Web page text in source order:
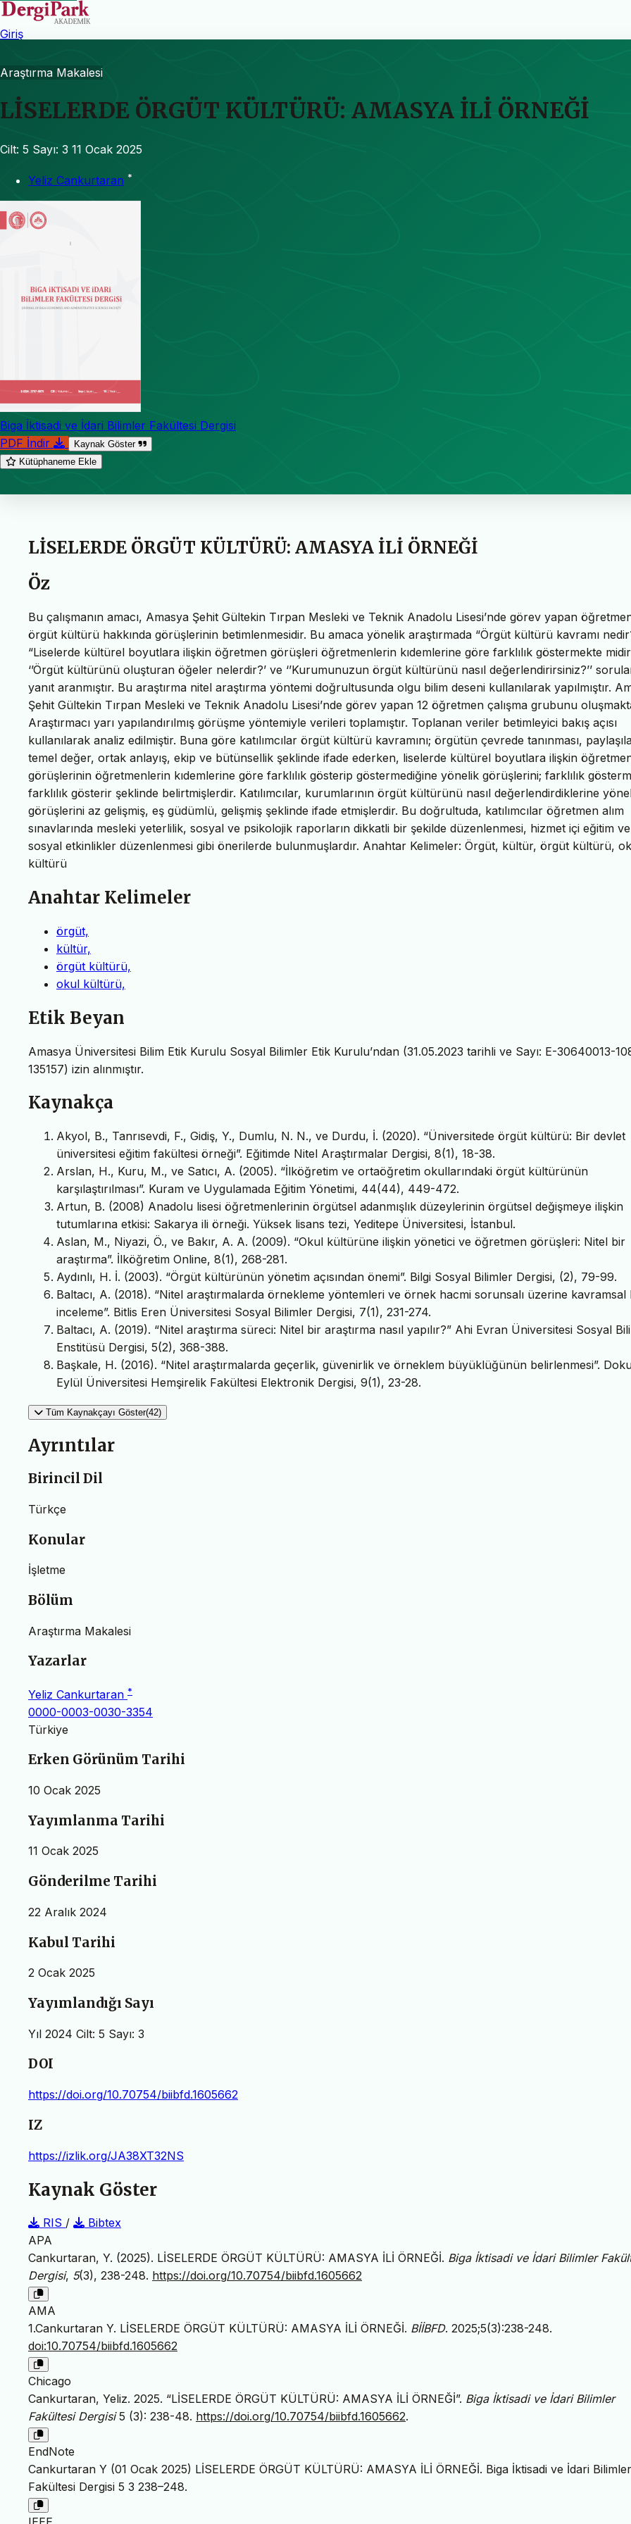
Giriş
Araştırma Makalesi
LİSELERDE ÖRGÜT KÜLTÜRÜ: AMASYA İLİ ÖRNEĞİ
Cilt: 5 Sayı: 3 11 Ocak 2025
Yeliz Cankurtaran *
Biga İktisadi ve İdari Bilimler Fakültesi Dergisi
PDF İndir
Kaynak Göster
Kütüphaneme Ekle
LİSELERDE ÖRGÜT KÜLTÜRÜ: AMASYA İLİ ÖRNEĞİ
Öz
Bu çalışmanın amacı, Amasya Şehit Gültekin Tırpan Mesleki ve Teknik Anadolu Lisesi’nde görev yapan
örgüt kültürü hakkında görüşlerinin betimlenmesidir. Bu amaca yönelik araştırmada “Örgüt kültürü kavramı
“Liselerde kültürel boyutlara ilişkin öğretmen görüşleri öğretmenlerin kıdemlerine göre farklılık göstermekte
‘’Örgüt kültürünü oluşturan öğeler nelerdir?’ ve ‘’Kurumunuzun örgüt kültürünü nasıl değerlendirirsiniz?’’
yanıt aranmıştır. Bu araştırma nitel araştırma yöntemi doğrultusunda olgu bilim deseni kullanılarak yapılmıştır.
Şehit Gültekin Tırpan Mesleki ve Teknik Anadolu Lisesi’nde görev yapan 12 öğretmen çalışma grubunu
Araştırmacı yarı yapılandırılmış görüşme yöntemiyle verileri toplamıştır. Toplanan veriler betimleyici bakış açısı
kullanılarak analiz edilmiştir. Buna göre katılımcılar örgüt kültürü kavramını; örgütün çevrede tanınması,
temel değer, ortak anlayış, ekip ve bütünsellik şeklinde ifade ederken, liselerde kültürel boyutlara ilişkin
görüşlerinin öğretmenlerin kıdemlerine göre farklılık gösterip göstermediğine yönelik görüşlerini; farklılık
farklılık gösterir şeklinde belirtmişlerdir. Katılımcılar, kurumlarının örgüt kültürünü nasıl değerlendirdiklerine
görüşlerini az gelişmiş, eş güdümlü, gelişmiş şeklinde ifade etmişlerdir. Bu doğrultuda, katılımcılar öğretmen alım
sınavlarında mesleki yeterlilik, sosyal ve psikolojik raporların dikkatli bir şekilde düzenlenmesi, hizmet içi eğitim ve
sosyal etkinlikler düzenlenmesi gibi önerilerde bulunmuşlardır. Anahtar Kelimeler: Örgüt, kültür, örgüt kültürü,
kültürü
Anahtar Kelimeler
örgüt,
kültür,
örgüt kültürü,
okul kültürü,
Etik Beyan
Amasya Üniversitesi Bilim Etik Kurulu Sosyal Bilimler Etik Kurulu’ndan (31.05.2023 tarihli ve Sayı: E-30640013-
135157) izin alınmıştır.
Kaynakça
Akyol, B., Tanrısevdi, F., Gidiş, Y., Dumlu, N. N., ve Durdu, İ. (2020). “Üniversitede örgüt kültürü: Bir devlet
üniversitesi eğitim fakültesi örneği”. Eğitimde Nitel Araştırmalar Dergisi, 8(1), 18-38.
Arslan, H., Kuru, M., ve Satıcı, A. (2005). “İlköğretim ve ortaöğretim okullarındaki örgüt kültürünün
karşılaştırılması”. Kuram ve Uygulamada Eğitim Yönetimi, 44(44), 449-472.
Artun, B. (2008) Anadolu lisesi öğretmenlerinin örgütsel adanmışlık düzeylerinin örgütsel değişmeye ilişkin
tutumlarına etkisi: Sakarya ili örneği. Yüksek lisans tezi, Yeditepe Üniversitesi, İstanbul.
Aslan, M., Niyazi, Ö., ve Bakır, A. A. (2009). “Okul kültürüne ilişkin yönetici ve öğretmen görüşleri: Nitel bir
araştırma”. İlköğretim Online, 8(1), 268-281.
Aydınlı, H. İ. (2003). “Örgüt kültürünün yönetim açısından önemi”. Bilgi Sosyal Bilimler Dergisi, (2), 79-99.
Baltacı, A. (2018). “Nitel araştırmalarda örnekleme yöntemleri ve örnek hacmi sorunsalı üzerine kavramsal
inceleme”. Bitlis Eren Üniversitesi Sosyal Bilimler Dergisi, 7(1), 231-274.
Baltacı, A. (2019). “Nitel araştırma süreci: Nitel bir araştırma nasıl yapılır?” Ahi Evran Üniversitesi Sosyal
Enstitüsü Dergisi, 5(2), 368-388.
Başkale, H. (2016). “Nitel araştırmalarda geçerlik, güvenirlik ve örneklem büyüklüğünün belirlenmesi”.
Eylül Üniversitesi Hemşirelik Fakültesi Elektronik Dergisi, 9(1), 23-28.
Tüm Kaynakçayı Göster(42)
Ayrıntılar
Birincil Dil
Türkçe
Konular
İşletme
Bölüm
Araştırma Makalesi
Yazarlar
Yeliz Cankurtaran *
0000-0003-0030-3354
Türkiye
Erken Görünüm Tarihi
10 Ocak 2025
Yayımlanma Tarihi
11 Ocak 2025
Gönderilme Tarihi
22 Aralık 2024
Kabul Tarihi
2 Ocak 2025
Yayımlandığı Sayı
Yıl 2024 Cilt: 5 Sayı: 3
DOI
https://doi.org/10.70754/biibfd.1605662
IZ
https://izlik.org/JA38XT32NS
Kaynak Göster
RIS /
Bibtex
APA
Cankurtaran, Y. (2025). LİSELERDE ÖRGÜT KÜLTÜRÜ: AMASYA İLİ ÖRNEĞİ. Biga İktisadi ve İdari Bilimler
Dergisi, 5(3), 238-248. https://doi.org/10.70754/biibfd.1605662
AMA
1.Cankurtaran Y. LİSELERDE ÖRGÜT KÜLTÜRÜ: AMASYA İLİ ÖRNEĞİ. BİİBFD. 2025;5(3):238-248.
doi:10.70754/biibfd.1605662
Chicago
Cankurtaran, Yeliz. 2025. “LİSELERDE ÖRGÜT KÜLTÜRÜ: AMASYA İLİ ÖRNEĞİ”. Biga İktisadi ve İdari Bilimler
Fakültesi Dergisi5 (3): 238-48. https://doi.org/10.70754/biibfd.1605662.
EndNote
Cankurtaran Y (01 Ocak 2025) LİSELERDE ÖRGÜT KÜLTÜRÜ: AMASYA İLİ ÖRNEĞİ. Biga İktisadi ve İdari Bilimler
Fakültesi Dergisi 5 3 238–248.